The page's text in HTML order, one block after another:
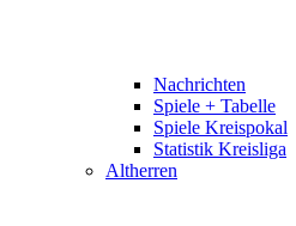
Nachrichten
Spiele + Tabelle
Spiele Kreispokal
Statistik Kreisliga
Altherren